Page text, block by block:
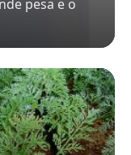
pesa e o